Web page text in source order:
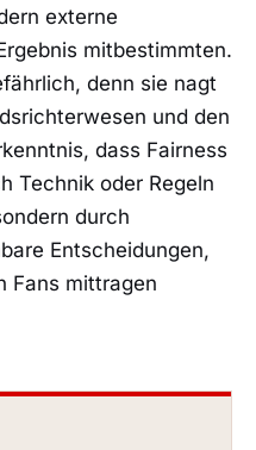
externe
mitbestimmten.
denn sie nagt
und den
dass Fairness
Technik oder Regeln
durch
Entscheidungen,
Fans mittragen